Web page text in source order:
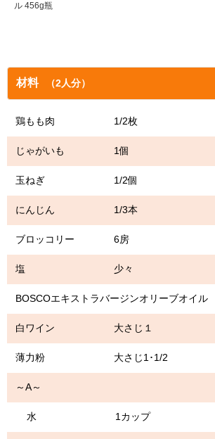
ル 456g瓶
材料 （2人分）
鶏もも肉 1/2枚
じゃがいも 1個
玉ねぎ 1/2個
にんじん 1/3本
ブロッコリー 6房
塩 少々
BOSCOエキストラバージンオリーブオイ
白ワイン 大さじ１
薄力粉 大さじ1･1/2
～A～
水 1カップ